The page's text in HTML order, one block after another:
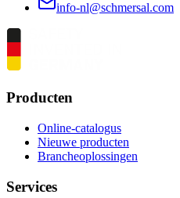
info-nl@schmersal.com
Producten
Online-catalogus
Nieuwe producten
Brancheoplossingen
Services